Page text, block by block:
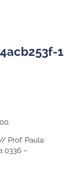
1
Prof. Paula
0336 –